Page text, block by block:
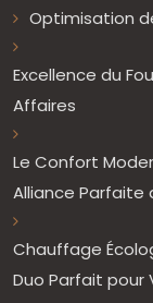
Optimisation
Excellence du
Affaires
Le Confort
Alliance Parfaite
Chauffage
Duo Parfait